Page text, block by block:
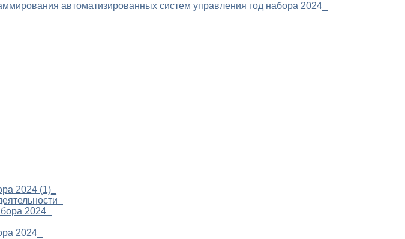
автоматизированных систем управления год набора 2024_
2024 (1)_
2024_
2024_